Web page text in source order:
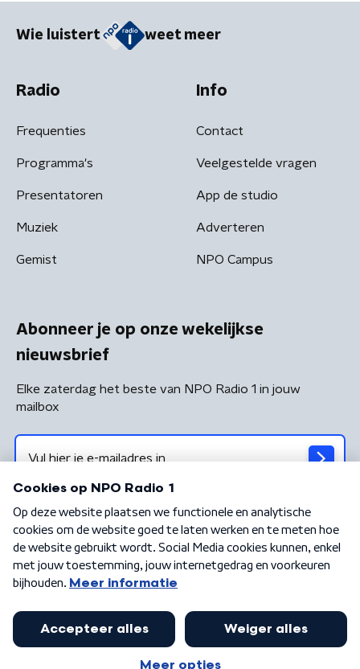
Wie luistert weet meer
Radio
Frequenties
Programma's
Presentatoren
Muziek
Gemist
Info
Contact
Veelgestelde vragen
App de studio
Adverteren
NPO Campus
Abonneer je op onze wekelijkse
nieuwsbrief
Elke zaterdag het beste van NPO Radio 1 in jouw
mailbox
Algemene voorwaarden Privacybeleid